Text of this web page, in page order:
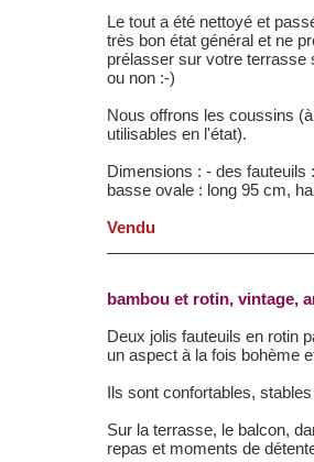
Le tout a été nettoyé et
très bon état général et ne
prélasser sur votre terrasse
ou non :-)
Nous offrons les coussins
utilisables en l'état).
Dimensions : - des
basse ovale : long 95 cm,
Vendu
bambou et rotin, vintage,
Deux jolis fauteuils en rotin
un aspect à la fois bohème
Ils sont confortables,
Sur la terrasse, le balcon,
repas et moments de